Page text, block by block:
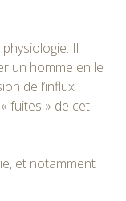
Il
un homme en le
de l’influx
fuites » de cet
et notamment